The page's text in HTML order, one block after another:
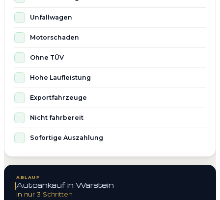
Unfallwagen
Motorschaden
Ohne TÜV
Hohe Laufleistung
Exportfahrzeuge
Nicht fahrbereit
Sofortige Auszahlung
ABLAUF
Autoankauf in Warstein
in nur 3 Schritten